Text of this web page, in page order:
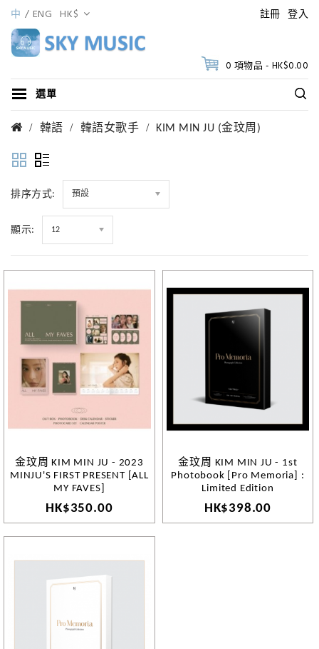
註冊 登入
中 ENG HK$
0 項物品 - HK$0.00
選單
韓語 韓語女歌手 KIM MIN JU (金玟周)
排序方式: 預設
顯示: 12
金玟周 KIM MIN JU - 2023
MINJU'S FIRST PRESENT [ALL
MY FAVES]
HK$350.00
金玟周 KIM MIN JU - 1st
Photobook [Pro Memoria] :
Limited Edition
HK$398.00